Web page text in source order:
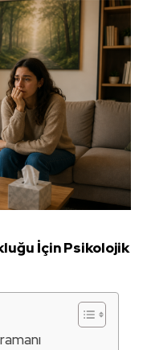
İçin Psikolojik